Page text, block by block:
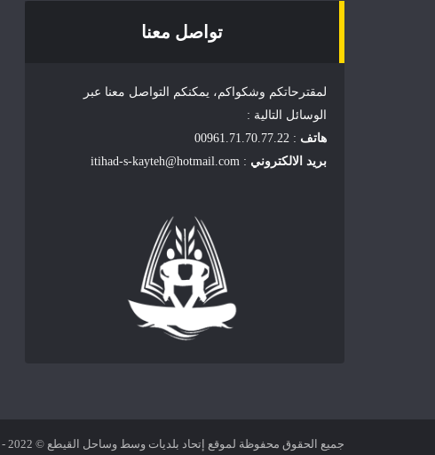
تواصل معنا
لمقترحاتكم وشكواكم، يمكنكم التواصل معنا عبر
الوسائل التالية :
هاتف : 00961.71.70.77.22
بريد الالكتروني : itihad-s-kayteh@hotmail.com
جميع الحقوق محفوظة لموقع إتحاد بلديات وسط وساحل القيطع © 2022 -